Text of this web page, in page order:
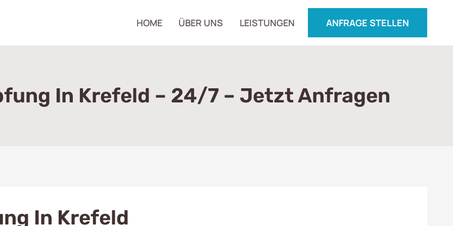
HOME ÜBER UNS LEISTUNGEN ANFRAGE STELLEN
In Krefeld – 24/7 – Jetzt Anfragen
In Krefeld